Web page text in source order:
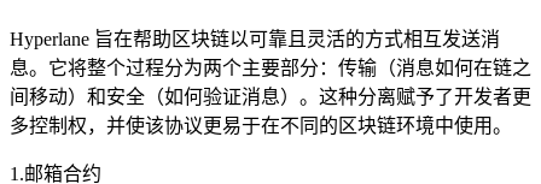
Hyperlane 旨在帮助区块链以可靠且灵活的方式相互发送消
息。它将整个过程分为两个主要部分：传输（消息如何在链之
间移动）和安全（如何验证消息）。这种分离赋予了开发者更
多控制权，并使该协议更易于在不同的区块链环境中使用。
1.邮箱合约